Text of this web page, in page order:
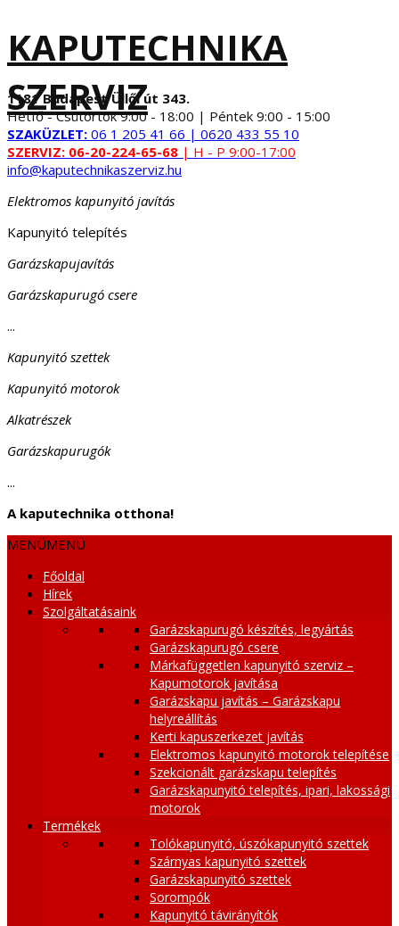
KAPUTECHNIKA
SZERVIZ
1181 Budapest Üllői út 343.
Hétfő - Csütörtök 9:00 - 18:00 | Péntek 9:00 - 15:00
SZAKÜZLET: 06 1 205 41 66 | 0620 433 55 10
SZERVIZ: 06-20-224-65-68 | H - P 9:00-17:00
info@kaputechnikaszerviz.hu
Elektromos kapunyitó javítás
Kapunyitó telepítés
Garázskapujavítás
Garázskapurugó csere
...
Kapunyitó szettek
Kapunyitó motorok
Alkatrészek
Garázskapurugók
...
A kaputechnika otthona!
MENÜMENÜ
Főoldal
Hírek
Szolgáltatásaink
Garázskapurugó készítés, legyártás
Garázskapurugó csere
Márkafüggetlen kapunyitó szerviz –
Kapumotorok javítása
Garázskapu javítás – Garázskapu
helyreállítás
Kerti kapuszerkezet javítás
Elektromos kapunyitó motorok telepítése
Szekcionált garázskapu telepítés
Garázskapunyitó telepítés, ipari, lakossági
motorok
Termékek
Tolókapunyitó, úszókapunyitó szettek
Szárnyas kapunyitó szettek
Garázskapunyitó szettek
Sorompók
Kapunyitó távirányítók